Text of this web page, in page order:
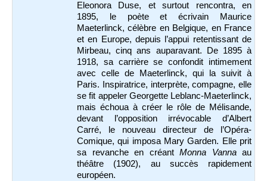
Eleonora Duse, et surtout rencontra, en
1895, le poète et écrivain Maurice
Maeterlinck, célèbre en Belgique, en France
et en Europe, depuis l’appui retentissant de
Mirbeau, cinq ans auparavant. De 1895 à
1918, sa carrière se confondit intimement
avec celle de Maeterlinck, qui la suivit à
Paris. Inspiratrice, interprète, compagne, elle
se fit appeler Georgette Leblanc-Maeterlinck,
mais échoua à créer le rôle de Mélisande,
devant l’opposition irrévocable d’Albert
Carré, le nouveau directeur de l’Opéra-
Comique, qui imposa Mary Garden. Elle prit
sa revanche en créant Monna Vannaau
théâtre (1902), au succès rapidement
européen.